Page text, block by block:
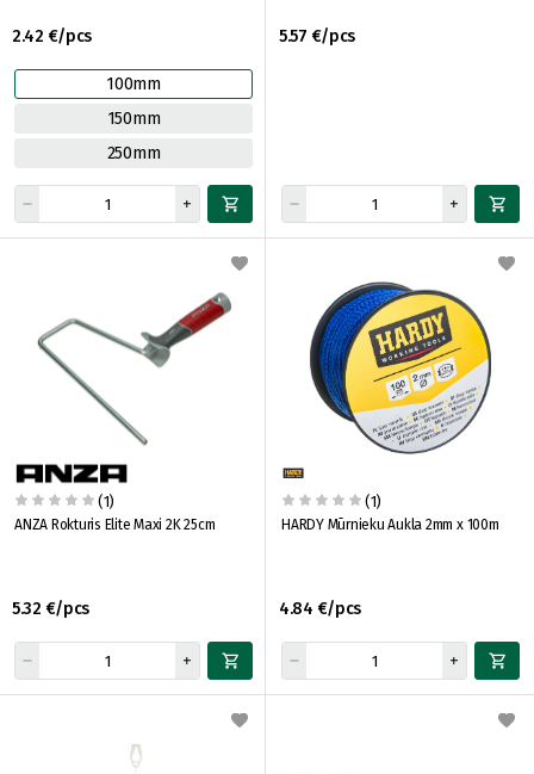
2.42 €/pcs
100mm
150mm
250mm
5.57 €/pcs
(1)
ANZA Rokturis Elite Maxi 2K 25cm
5.32 €/pcs
(1)
HARDY Mūrnieku Aukla 2mm x 100m
4.84 €/pcs